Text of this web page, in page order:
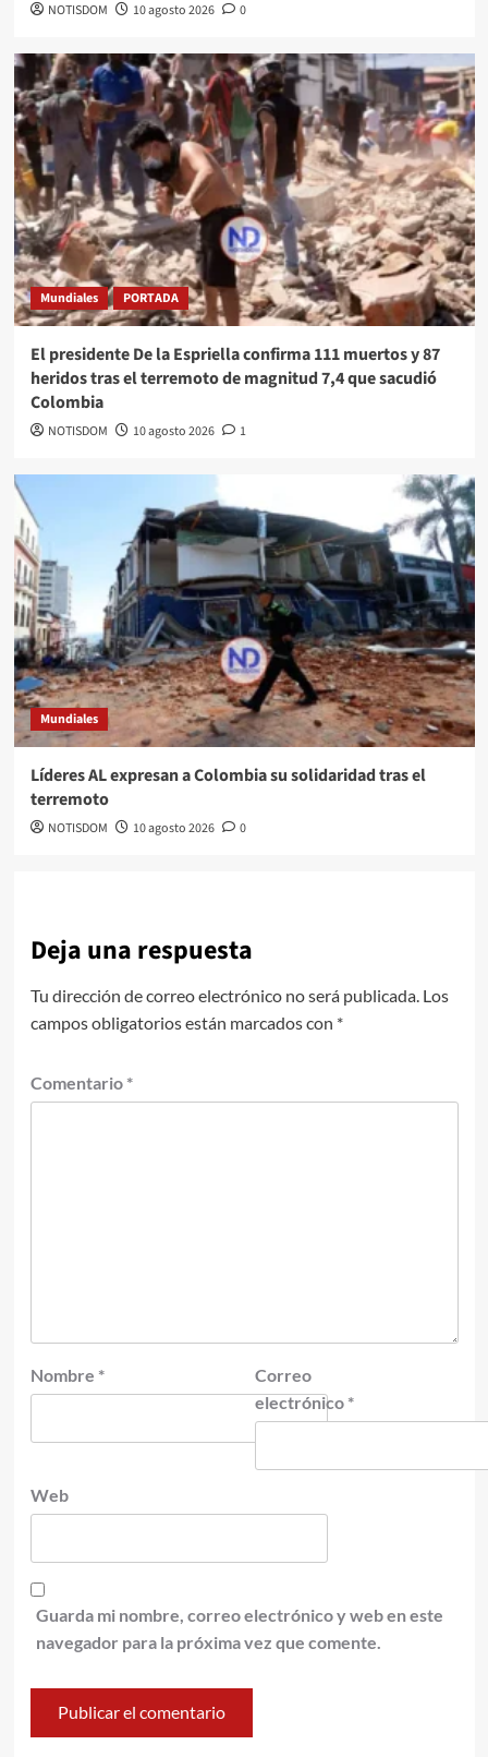
NOTISDOM 10 agosto 2026 0
Mundiales PORTADA
El presidente De la Espriella confirma 111 muertos y 87
heridos tras el terremoto de magnitud 7,4 que sacudió
Colombia
NOTISDOM 10 agosto 2026 1
Mundiales
Líderes AL expresan a Colombia su solidaridad tras el
terremoto
NOTISDOM 10 agosto 2026 0
Deja una respuesta
Tu dirección de correo electrónico no será publicada. Los
campos obligatorios están marcados con *
Comentario *
Nombre *
Correo
electrónico *
Web
Guarda mi nombre, correo electrónico y web en este
navegador para la próxima vez que comente.